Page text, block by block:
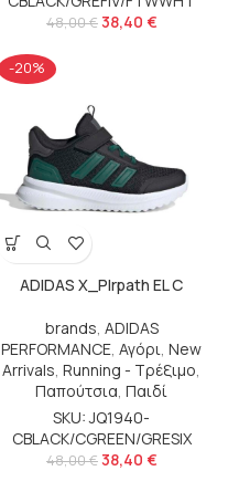
48,00€38,40 €
ADIDAS X_Plrpath EL C
brands, ADIDAS
PERFORMANCE,Αγόρι,New
Arrivals,Running - Τρέξιμο,
Παπούτσια,Παιδί
SKU: JQ1940-
CBLACK/CGREEN/GRESIX
48,00€38,40 €
-20%